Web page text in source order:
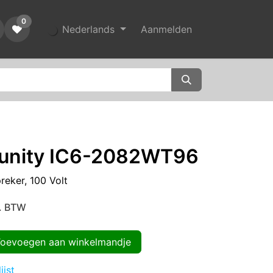
0
Nederlands Aanmelden
IC6-2082WT96
100 Volt
BTW
aan winkelmandje